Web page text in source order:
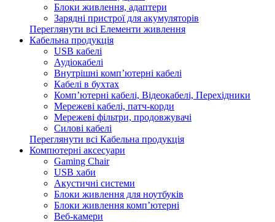
Блоки живлення, адаптери
Зарядні пристрої для акумуляторів
Переглянути всі Елементи живлення
Кабельна продукція
USB кабелі
Аудіокабелі
Внутрішні комп’ютерні кабелі
Кабелі в бухтах
Комп’ютерні кабелі, Відеокабелі, Перехідники
Мережеві кабелі, патч-корди
Мережеві фільтри, продовжувачі
Силові кабелі
Переглянути всі Кабельна продукція
Компютерні аксесуари
Gaming Chair
USB хаби
Акустичні системи
Блоки живлення для ноутбуків
Блоки живлення комп’ютерні
Веб-камери